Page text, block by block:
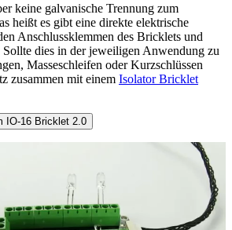
keine galvanische Trennung zum
heißt es gibt eine direkte elektrische
Anschlussklemmen des Bricklets und
Sollte dies in der jeweiligen Anwendung zu
Masseschleifen oder Kurzschlüssen
zusammen mit einem Isolator Bricklet
IO-16 Bricklet 2.0